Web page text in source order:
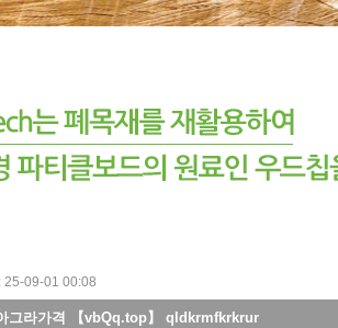
25-09-01 00:08
그라가격 【vbQq.top】 qldkrmfkrkrur